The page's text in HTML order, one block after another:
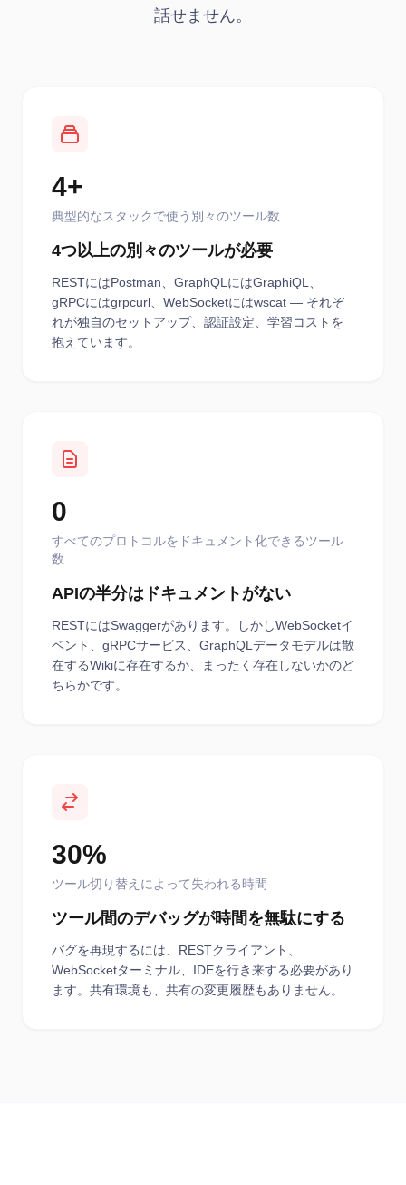
話せません。
4+
典型的なスタックで使う別々のツール数
4つ以上の別々のツールが必要
RESTにはPostman、GraphQLにはGraphiQL、
gRPCにはgrpcurl、WebSocketにはwscat — それぞ
れが独自のセットアップ、認証設定、学習コストを
抱えています。
0
すべてのプロトコルをドキュメント化できるツール
数
APIの半分はドキュメントがない
RESTにはSwaggerがあります。しかしWebSocketイ
ベント、gRPCサービス、GraphQLデータモデルは散
在するWikiに存在するか、まったく存在しないかのど
ちらかです。
30%
ツール切り替えによって失われる時間
ツール間のデバッグが時間を無駄にする
バグを再現するには、RESTクライアント、
WebSocketターミナル、IDEを行き来する必要があり
ます。共有環境も、共有の変更履歴もありません。